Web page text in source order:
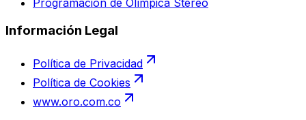
Programación de Olímpica Stereo
Información Legal
Política de Privacidad
Política de Cookies
www.oro.com.co